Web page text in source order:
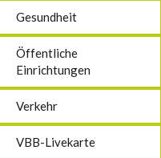
Gesundheit
Öffentliche
Einrichtungen
Verkehr
VBB-Livekarte